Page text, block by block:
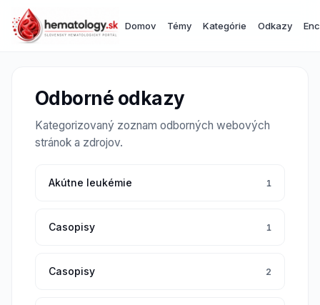
Domov Témy Kategórie Odkazy
Odborné odkazy
Kategorizovaný zoznam odborných webových
stránok a zdrojov.
Akútne leukémie 1
Casopisy 1
Casopisy 2